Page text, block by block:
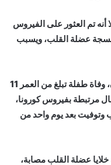
أنه تم العثور على الفيروس
عضلة القلب، ويسبب
كما سبق وأن وثق أطباء وخبراء برازيليون، وفاة طفلة تبلغ من العمر 11
مرتبطة بفيروس كورونا،
وتوفيت بعد يوم واحد من
عضلة القلب مصابة،